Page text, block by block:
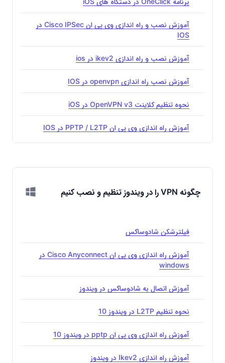
آموزش نصب و راه اندازی وی پی ان Cisco IPSec در
IOS
آموزش نصب و راه اندازی ikev2 در ios
آموزش نصب راه اندازی openvpn در IOS
نحوه تنظیم کلاینت OpenVPN v3 در iOS
آموزش راه اندازی وی پی ان PPTP / L2TP در IOS
چگونه VPN را در ویندوز تنظیم و نصب کنیم
فیلترشکن شادوساکس
آموزش راه اندازی وی پی ان Cisco Anyconnect در
windows
آموزش اتصال به شادوساکس در ویندوز
نحوه تنظیم L2TP در ویندوز 10
آموزش راه اندازی وی پی ان pptp در ویندوز 10
آموزش راه اندازی Ikev2 در ویندوز